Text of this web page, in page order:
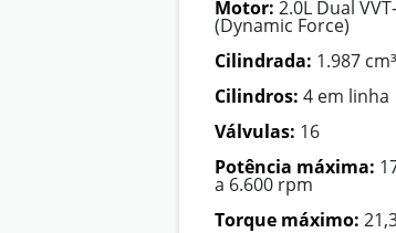
Motor: 2.0L Dual
(Dynamic Force)
Cilindrada: 1.987 cm³
Cilindros: 4 em linha
Válvulas: 16
Potência máxima:
a 6.600 rpm
Torque máximo: